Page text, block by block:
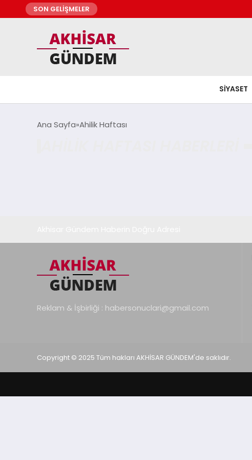
SON GELİŞMELER
SIYASET
Ana Sayfa Ahilik Haftası
Reklam & İşbirliği : habersonuclari@gmail.com
Copyright © 2025 Tüm hakları AKHİSAR GÜNDEM'de saklıdır.